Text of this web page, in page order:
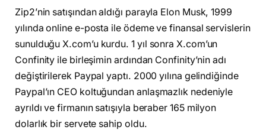
Zip2’nin satışından aldığı parayla Elon Musk, 1999
yılında online e-posta ile ödeme ve finansal servislerin
sunulduğu X.com’u kurdu. 1 yıl sonra X.com’un
Confinity ile birleşimin ardından Confinity’nin adı
değiştirilerek Paypal yaptı. 2000 yılına gelindiğinde
Paypal’ın CEO koltuğundan anlaşmazlık nedeniyle
ayrıldı ve firmanın satışıyla beraber 165 milyon
dolarlık bir servete sahip oldu.